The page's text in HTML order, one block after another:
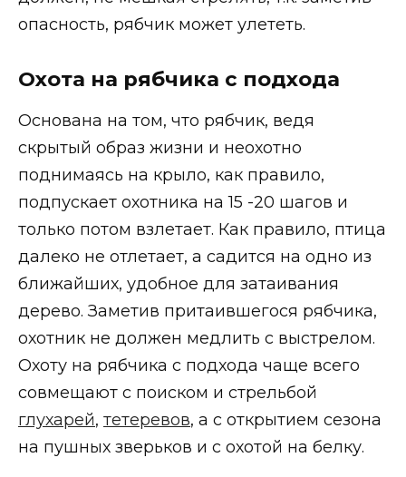
опасность, рябчик может улететь.
Охота на рябчика с подхода
Основана на том, что рябчик, ведя
скрытый образ жизни и неохотно
поднимаясь на крыло, как правило,
подпускает охотника на 15 -20 шагов и
только потом взлетает. Как правило, птица
далеко не отлетает, а садится на одно из
ближайших, удобное для затаивания
дерево. Заметив притаившегося рябчика,
охотник не должен медлить с выстрелом.
Охоту на рябчика с подхода чаще всего
совмещают с поиском и стрельбой
глухарей, тетеревов, а с открытием сезона
на пушных зверьков и с охотой на белку.